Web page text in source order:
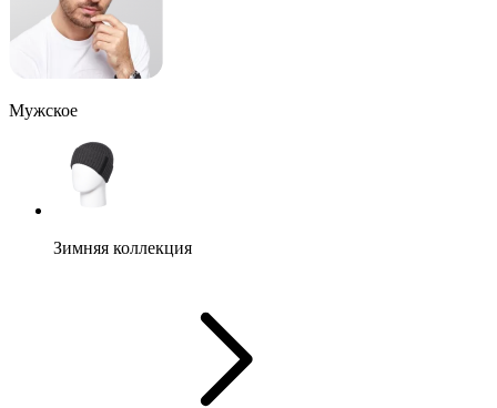
Мужское
Зимняя коллекция